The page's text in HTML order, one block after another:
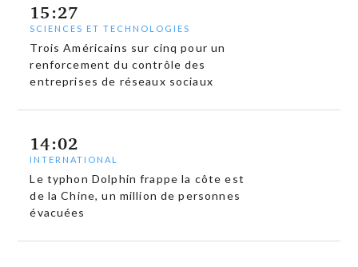
15:27
SCIENCES ET TECHNOLOGIES
Trois Américains sur cinq pour un
renforcement du contrôle des
entreprises de réseaux sociaux
14:02
INTERNATIONAL
Le typhon Dolphin frappe la côte est
de la Chine, un million de personnes
évacuées